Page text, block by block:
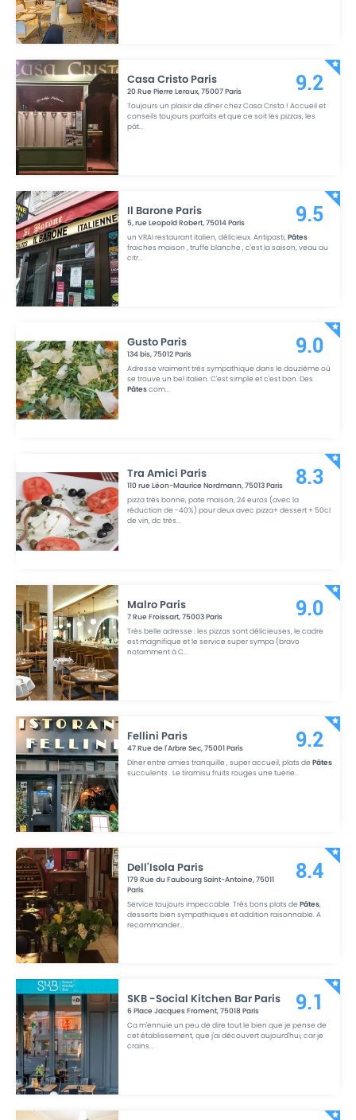
Casa Cristo Paris
20 Rue Pierre Leroux,75007Paris
Toujours un plaisir de dîner chez Casa Cristo ! Accueil et
conseils toujours parfaits et que ce soit les pizzas, les
pât...
9.2
Il Barone Paris
5, rue Leopold Robert,75014Paris
un VRAI restaurant italien, délicieux. Antipasti,Pâtes
fraiches maison , truffe blanche , c'est la saison, veau au
citr...
9.5
Gusto Paris
134 bis,75012Paris
Adresse vraiment très sympathique dans le douzième où
se trouve un bel italien. C'est simple et c'est bon. Des
Pâtescom...
9.0
Tra Amici Paris
110 rue Léon-Maurice Nordmann,75013Paris
pizza très bonne, pate maison, 24 euros (avec la
réduction de -40%) pour deux avec pizza+ dessert + 50cl
de vin, dc très...
8.3
Malro Paris
7 Rue Froissart,75003Paris
Très belle adresse : les pizzas sont délicieuses, le cadre
est magnifique et le service super sympa (bravo
notamment à C...
9.0
Fellini Paris
47 Rue de l'Arbre Sec,75001Paris
Dîner entre amies tranquille , super accueil, plats dePâtes
succulents . Le tiramisu fruits rouges une tuerie...
9.2
Dell'Isola Paris
179 Rue du Faubourg Saint-Antoine,75011
Paris
Service toujours impeccable. Très bons plats dePâtes,
desserts bien sympathiques et addition raisonnable. A
recommander...
8.4
SKB -Social Kitchen Bar Paris
6 Place Jacques Froment,75018 Paris
Ca m'ennuie un peu de dire tout le bien que je pense de
cet établissement, que j'ai découvert aujourd'hui, car je
crains...
9.1